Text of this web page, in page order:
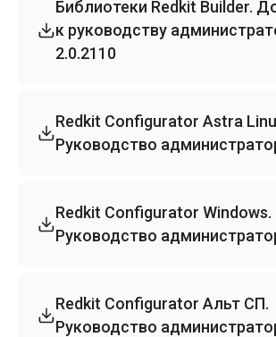
Библиотеки Redkit Builder.
к руководству
2.0.2110
Redkit Configurator Astra
Руководство
Redkit Configurator Windows.
Руководство
Redkit Configurator Альт СП.
Руководство